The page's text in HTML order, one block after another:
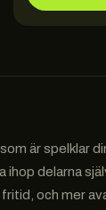
är spelklar
delarna
och mer